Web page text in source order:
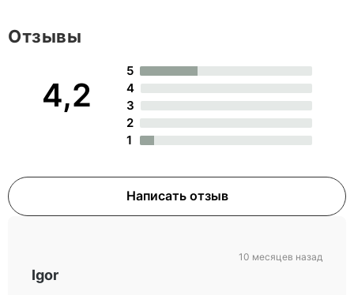
4,2
5
4
3
2
1
Написать отзыв
Отзывы
Igor
10 месяцев назад